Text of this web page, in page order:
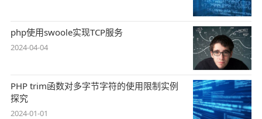
php使用swoole实现TCP服务
2024-04-04
PHP trim函数对多字节字符的使用限制实例
探究
2024-01-01